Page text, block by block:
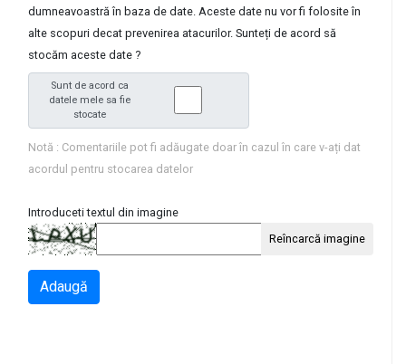
dumneavoastră în baza de date. Aceste date nu vor fi folosite în
alte scopuri decat prevenirea atacurilor. Sunteți de acord să
stocăm aceste date ?
Sunt de acord ca
datele mele sa fie
stocate
Notă : Comentariile pot fi adăugate doar în cazul în care v-ați dat
acordul pentru stocarea datelor
Introduceti textul din imagine
Reîncarcă imagine
Adaugă